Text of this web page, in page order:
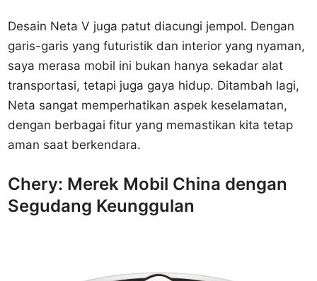
Desain Neta V juga patut diacungi jempol. Dengan
garis-garis yang futuristik dan interior yang nyaman,
saya merasa mobil ini bukan hanya sekadar alat
transportasi, tetapi juga gaya hidup. Ditambah lagi,
Neta sangat memperhatikan aspek keselamatan,
dengan berbagai fitur yang memastikan kita tetap
aman saat berkendara.
Chery: Merek Mobil China dengan
Segudang Keunggulan